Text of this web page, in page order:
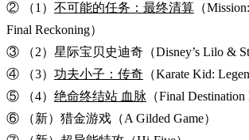
② （1） 不可能的任务：最终清算 （
Final Reckoning）
③ （2）星际宝贝史迪奇（Disney’s Lilo &
④ （3） 功夫小子：传奇 （Karate Kid:
⑤ （4） 绝命终结站 血脉 （Final Destination
⑥ （新）猎金游戏（A Gilded Game）